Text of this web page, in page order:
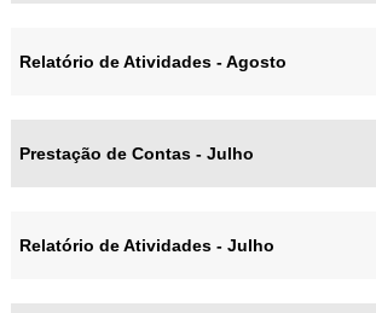
Relatório de Atividades - Agosto
Prestação de Contas - Julho
Relatório de Atividades - Julho